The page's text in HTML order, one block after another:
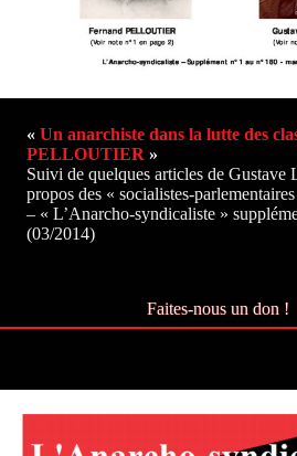
« Un anarchiste dans la lutte des
PELLOUTIER »
Suivi de quelques articles de Gustave
propos des « socialistes-
– « L’Anarcho-syndicaliste »
(03/2014)
Faites-nous un don !